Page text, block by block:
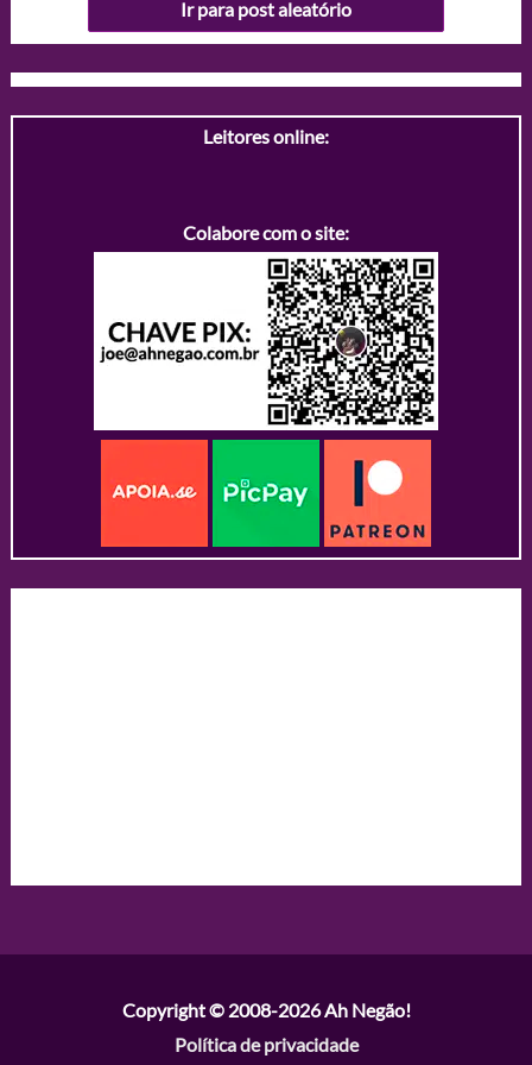
Ir para post aleatório
Leitores online:
Colabore com o site:
Copyright © 2008-2026Ah Negão!
Política de privacidade